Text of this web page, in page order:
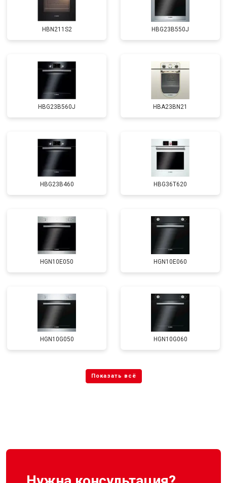
HBN211S2 HBG23B550J
HBG23B560J HBA23BN21
HBG23B460 HBG36T620
HGN10E050 HGN10E060
HGN10G050 HGN10G060